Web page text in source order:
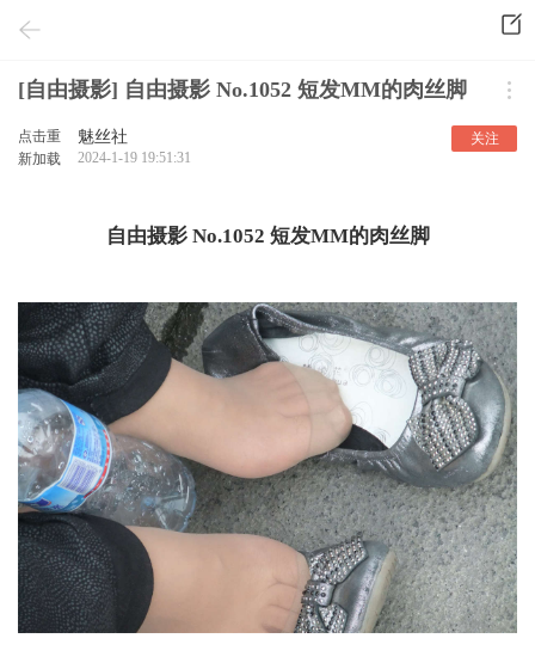
[自由摄影] 自由摄影 No.1052 短发MM的肉丝脚
点击重
新加载
魅丝社
2024-1-19 19:51:31
关注
自由摄影 No.1052 短发MM的肉丝脚